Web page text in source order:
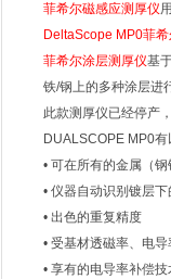
菲希尔磁感应测厚仪
DeltaScope MP0菲
菲希尔涂层测厚仪基
铁/钢上的多种涂层进
此款测厚仪已经停产
DUALSCOPE MP0
• 可在所有的金属（
• 仪器自动识别镀层
• 出色的重复精度
• 受基材透磁率、电
• 享有的电导率补偿